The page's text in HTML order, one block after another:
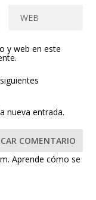
y web en este
nueva entrada.
Aprende cómo se